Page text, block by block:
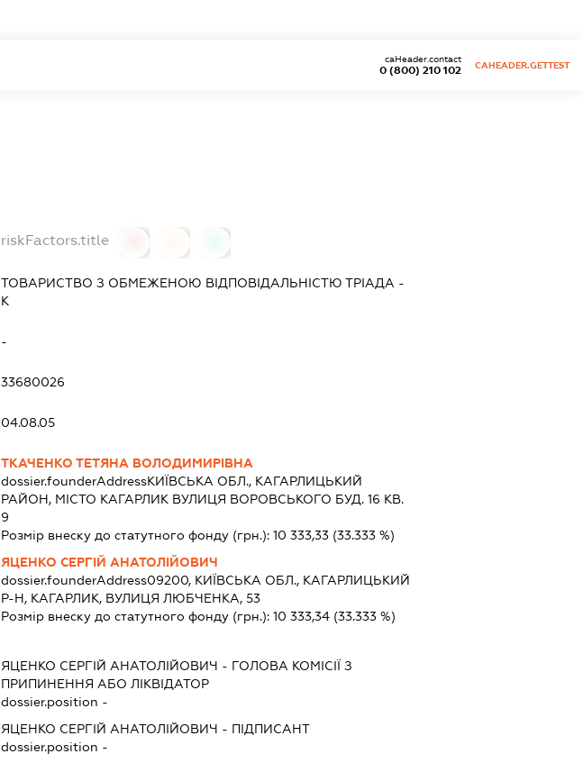
0 (800) 210 102
caHeader.contact
CAHEADER.GETTEST
riskFactors.title
ТОВАРИСТВО З ОБМЕЖЕНОЮ ВІДПОВІДАЛЬНІСТЮ ТРІАДА -
К
-
33680026
04.08.05
ТКАЧЕНКО ТЕТЯНА ВОЛОДИМИРІВНА
dossier.founderAddressКИЇВСЬКА ОБЛ., КАГАРЛИЦЬКИЙ
РАЙОН, МІСТО КАГАРЛИК ВУЛИЦЯ ВОРОВСЬКОГО БУД. 16 КВ.
9
Розмір внеску до статутного фонду (грн.): 10 333,33(33.333 %)
ЯЦЕНКО СЕРГІЙ АНАТОЛІЙОВИЧ
dossier.founderAddress09200, КИЇВСЬКА ОБЛ., КАГАРЛИЦЬКИЙ
Р-Н, КАГАРЛИК, ВУЛИЦЯ ЛЮБЧЕНКА, 53
Розмір внеску до статутного фонду (грн.): 10 333,34(33.333 %)
ЯЦЕНКО СЕРГІЙ АНАТОЛІЙОВИЧ - ГОЛОВА КОМІСІЇ З
ПРИПИНЕННЯ АБО ЛІКВІДАТОР
dossier.position -
ЯЦЕНКО СЕРГІЙ АНАТОЛІЙОВИЧ - ПІДПИСАНТ
dossier.position -